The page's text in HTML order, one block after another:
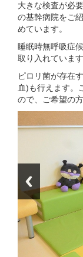
大きな検査が必
の基幹病院をご
めています。
睡眠時無呼吸症
取り入れています
ピロリ菌が存在
血)も行えます。
ので、ご希望の